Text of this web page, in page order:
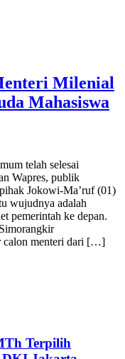
Milenial
Mahasiswa
telah selesai
Wapres, publik
Jokowi-Ma’ruf (01)
wujudnya adalah
pemerintah ke depan.
calon menteri dari […]
Terpilih